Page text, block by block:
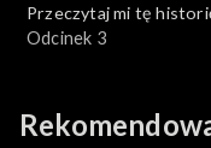
Przeczytaj mi tę
Odcinek 3